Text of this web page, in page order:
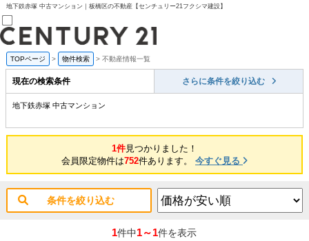
地下鉄赤塚 中古マンション｜板橋区の不動産【センチュリー21フクシマ建設】
売買部
0120-800-844
賃貸部
03-6912-3505
会員メニュー
新規会員登録
お気に入り物件一覧
物件閲覧履歴
物件を探す
購入TOP
条件から探す
TOPページ > 物件検索 > 不動産情報一覧
現在の検索条件 さらに条件を絞り込む
地下鉄赤塚 中古マンション
1件見つかりました！
会員限定物件は752件あります。 今すぐ見る
条件を絞り込む
1件中1～1件を表示